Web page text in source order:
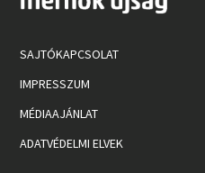
SAJTÓKAPCSOLAT
IMPRESSZUM
MÉDIAAJÁNLAT
ADATVÉDELMI ELVEK